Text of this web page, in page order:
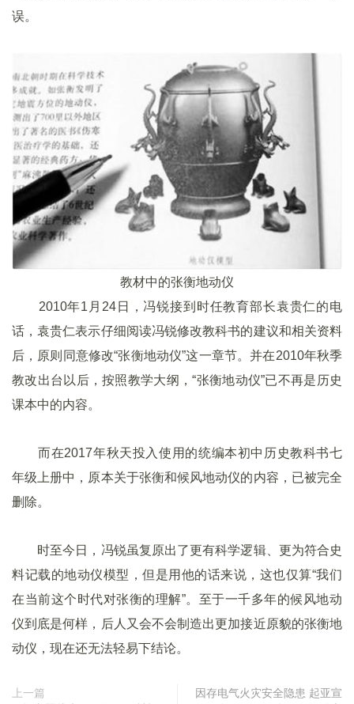
误。
教材中的张衡地动仪
2010年1月24日，冯锐接到时任教育部长袁贵仁的电
话，袁贵仁表示仔细阅读冯锐修改教科书的建议和相关资料
后，原则同意修改“张衡地动仪”这一章节。并在2010年秋季
教改出台以后，按照教学大纲，“张衡地动仪”已不再是历史
课本中的内容。
而在2017年秋天投入使用的统编本初中历史教科书七
年级上册中，原本关于张衡和候风地动仪的内容，已被完全
删除。
时至今日，冯锐虽复原出了更有科学逻辑、更为符合史
料记载的地动仪模型，但是用他的话来说，这也仅算“我们
在当前这个时代对张衡的理解”。至于一千多年的候风地动
仪到底是何样，后人又会不会制造出更加接近原貌的张衡地
动仪，现在还无法轻易下结论。
上一篇
因存电气火灾安全隐患 起亚宣